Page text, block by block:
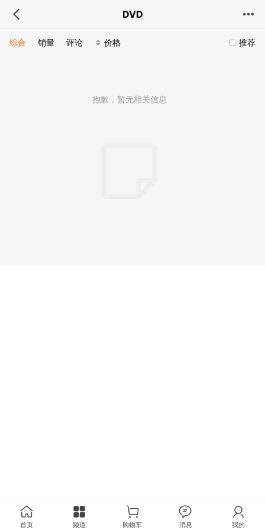
DVD
推荐
综合 销量 评论 价格
抱歉，暂无相关信息
首页 频道 购物车 消息 我的